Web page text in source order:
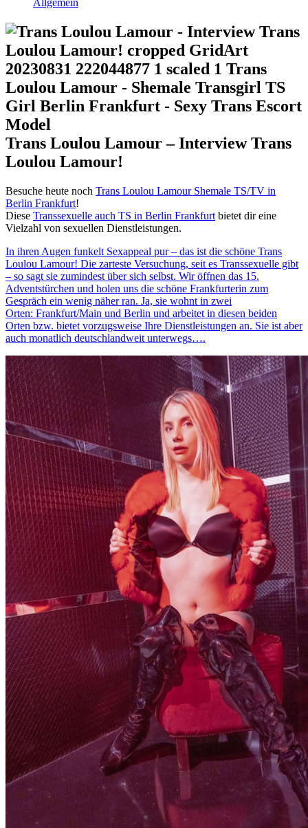
Allgemein
Trans Loulou Lamour – Interview Trans
Loulou Lamour!
Besuche heute noch Trans Loulou Lamour Shemale TS/TV in
Berlin Frankfurt!
Diese Transsexuelle auch TS in Berlin Frankfurt bietet dir eine
Vielzahl von sexuellen Dienstleistungen.
In ihren Augen funkelt Sexappeal pur – das ist die schöne Trans
Loulou Lamour! Die zarteste Versuchung, seit es Transsexuelle gibt
– so sagt sie zumindest über sich selbst. Wir öffnen das 15.
Adventstürchen und holen uns die schöne Frankfurterin zum
Gespräch ein wenig näher ran. Ja, sie wohnt in zwei
Orten: Frankfurt/Main und Berlin und arbeitet in diesen beiden
Orten bzw. bietet vorzugsweise Ihre Dienstleistungen an. Sie ist aber
auch monatlich deutschlandweit unterwegs….